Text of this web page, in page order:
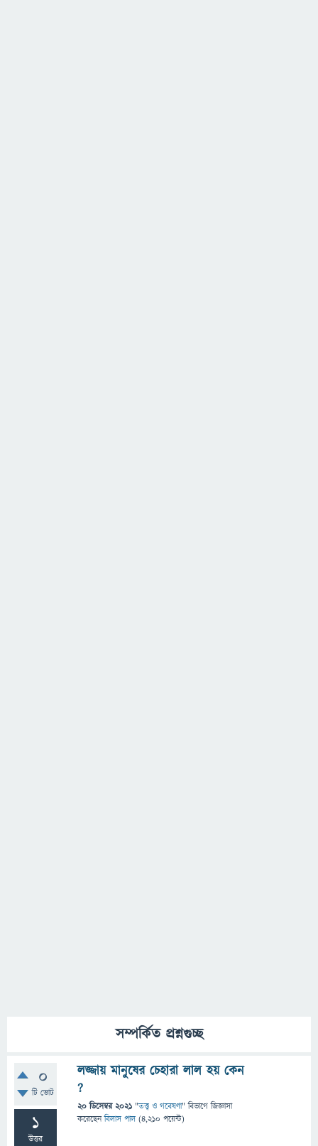
সম্পর্কিত প্রশ্নগুচ্ছ
0
টি ভোট
1
উত্তর
লজ্জায় মানুষের চেহারা লাল হয় কেন
?
20 ডিসেম্বর 2021 "তত্ত্ব ও গবেষণা" বিভাগে জিজ্ঞাসা
করেছেনবিলাস পাল (4,210 পয়েন্ট)